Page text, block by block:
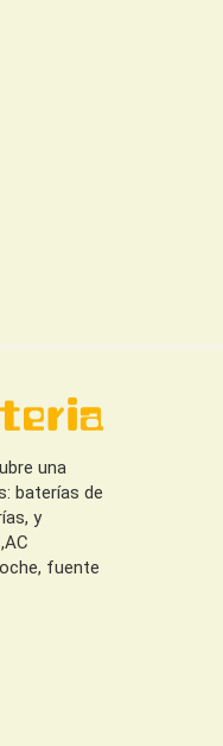
una
baterías de
y
fuente